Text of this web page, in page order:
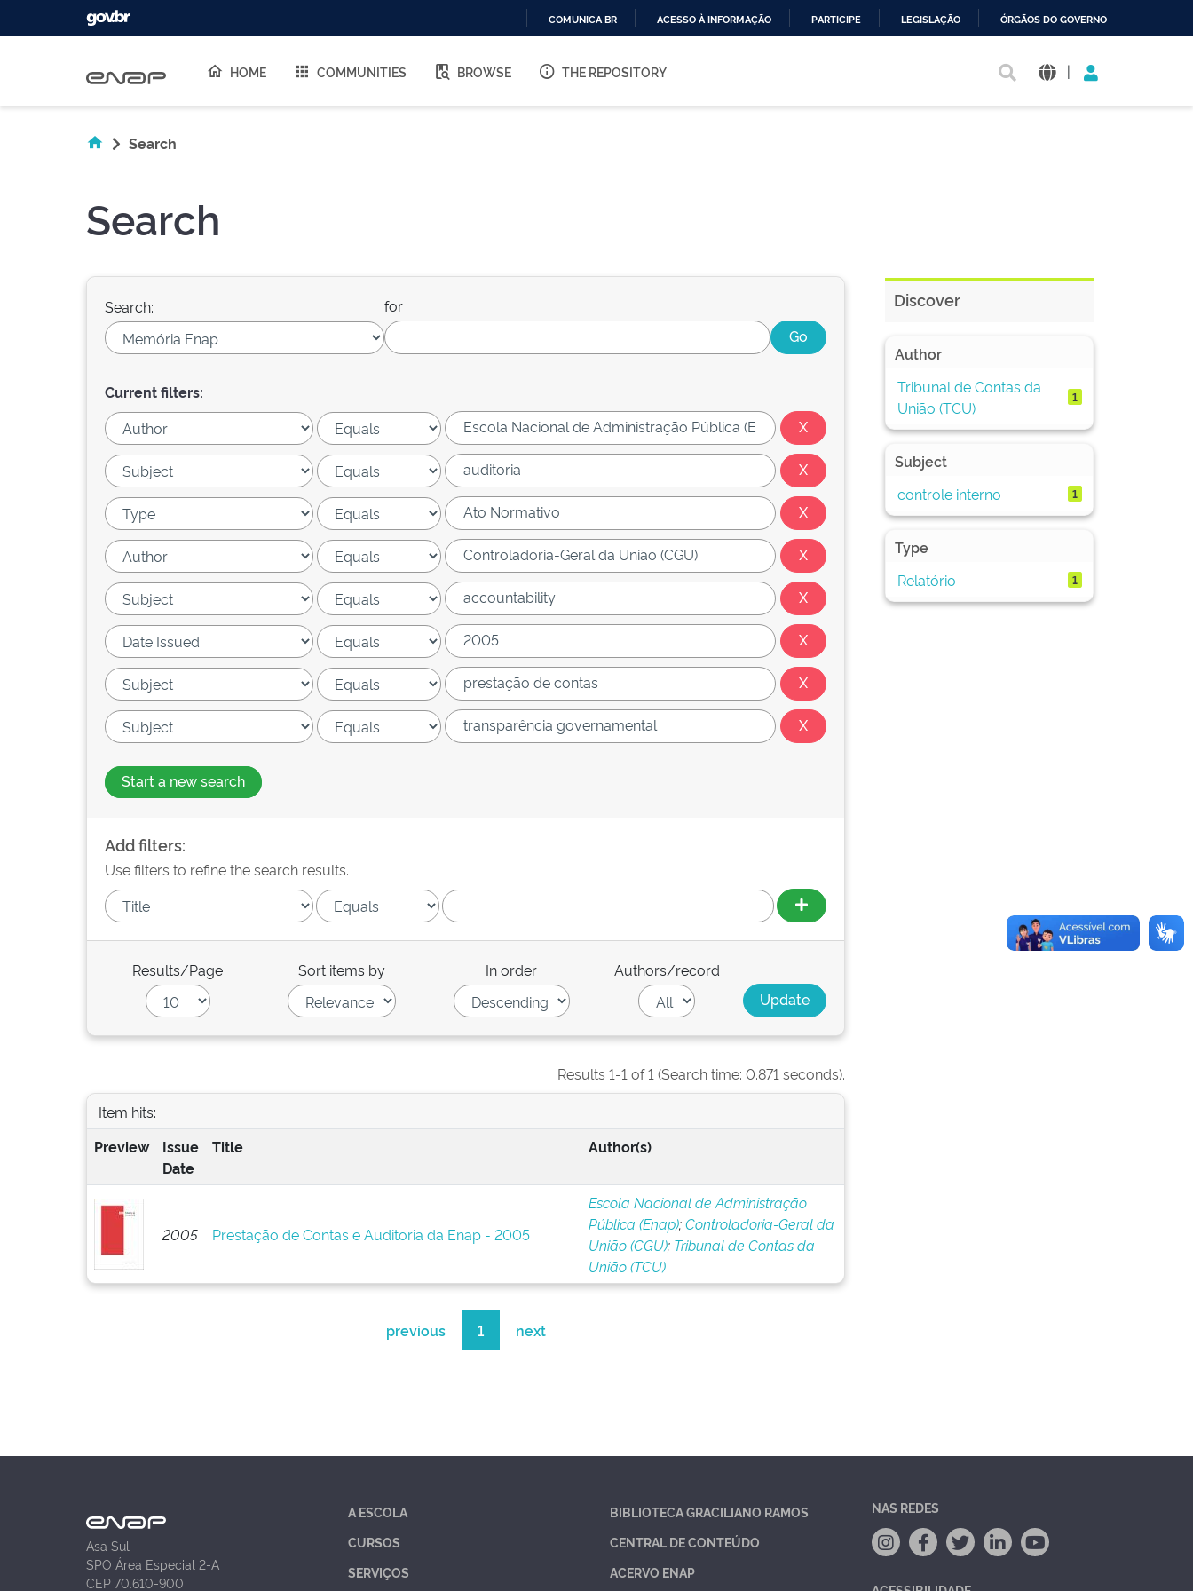
O
COMUNICA BR ACESSO À INFORMAÇÃO PARTICIPE LEGISLAÇÃO ÓRGÃOS DO GOVERNO
HOME COMMUNITIES BROWSE THE REPOSITORY |
Search
Search
Search: for
Current filters:
Start a new search
Add filters:
Use filters to refine the search results.
Results/Page Sort items by In order Authors/record
Results 1-1 of 1 (Search time: 0.871 seconds).
Item hits:
Preview
Issue
Date
Title Author(s)
2005 Prestação de Contas e Auditoria da Enap - 2005
Escola Nacional de Administração
Pública (Enap);Controladoria-Geral da
União (CGU); Tribunal de Contas da
União (TCU)
previous 1 next
Discover
Author
Tribunal de Contas da
União (TCU)
1
Subject
controle interno
1
Type
Relatório
1
Asa Sul
SPO Área Especial 2-A
CEP 70.610-900
A ESCOLA
CURSOS
SERVIÇOS
BIBLIOTECA GRACILIANO RAMOS
CENTRAL DE CONTEÚDO
ACERVO ENAP
NAS REDES